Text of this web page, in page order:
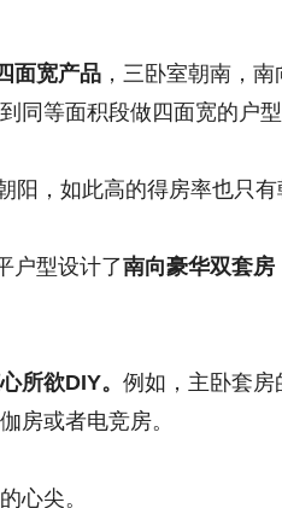
面宽产品 ，三卧室朝南，
同等面积段做四面宽的户型
阳，如此高的得房率也只有
户型设计了南向豪华双套房
所欲DIY。 例如，主卧套房
房或者电竞房。
心尖。